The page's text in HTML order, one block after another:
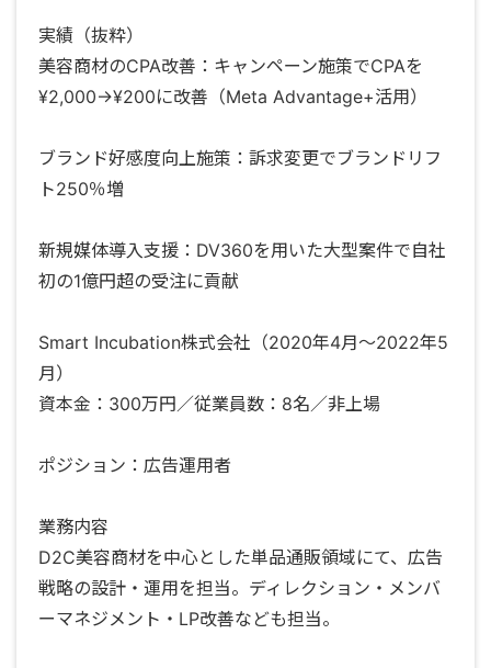
実績（抜粋）
美容商材のCPA改善：キャンペーン施策でCPAを
¥2,000→¥200に改善（Meta Advantage+活用）
ブランド好感度向上施策：訴求変更でブランドリフ
ト250％増
新規媒体導入支援：DV360を用いた大型案件で自社
初の1億円超の受注に貢献
Smart Incubation株式会社（2020年4月〜2022年5
月）
資本金：300万円／従業員数：8名／非上場
ポジション：広告運用者
業務内容
D2C美容商材を中心とした単品通販領域にて、広告
戦略の設計・運用を担当。ディレクション・メンバ
ーマネジメント・LP改善なども担当。